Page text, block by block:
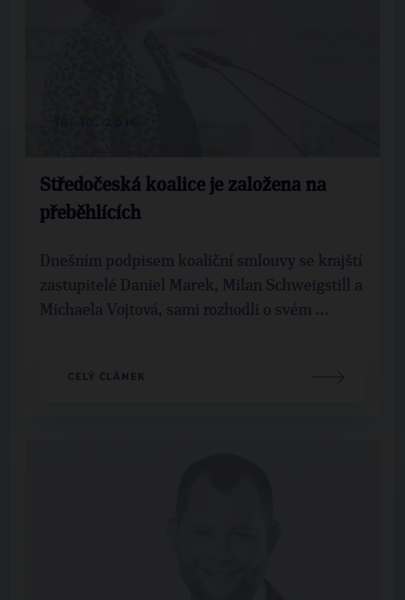
Středočeská koalice je založena na
přeběhlících
Dnešním podpisem koaliční smlouvy se krajští
zastupitelé Daniel Marek, Milan Schweigstill a
Michaela Vojtová, sami rozhodli o svém ...
CELÝ ČLÁNEK